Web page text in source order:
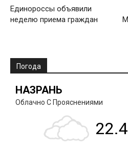
Единороссы объявили
неделю приема граждан
Погода
НАЗРАНЬ
Облачно С Прояснениями
22.4